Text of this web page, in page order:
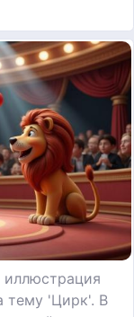
тему 'Цирк'. В